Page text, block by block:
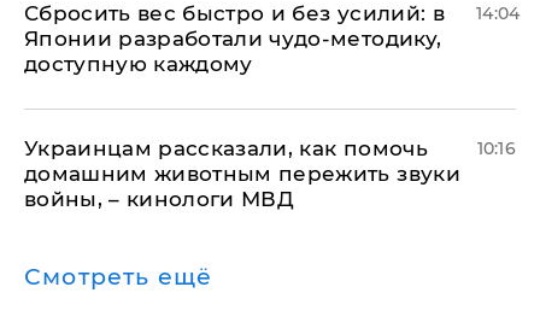
Сбросить вес быстро и без усилий: в
Японии разработали чудо-методику,
доступную каждому
14:04
Украинцам рассказали, как помочь
домашним животным пережить звуки
войны, – кинологи МВД
10:16
Смотреть ещё